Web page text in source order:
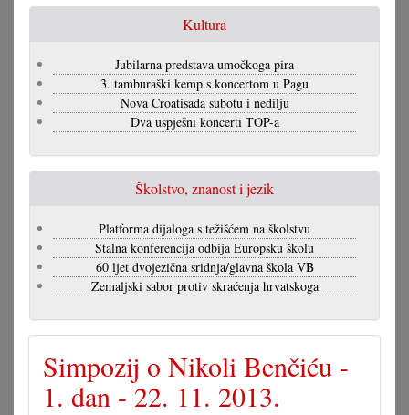
Kultura
Jubilarna predstava umočkoga pira
3. tamburaški kemp s koncertom u Pagu
Nova Croatisada subotu i nedilju
Dva uspješni koncerti TOP-a
Školstvo, znanost i jezik
Platforma dijaloga s težišćem na školstvu
Stalna konferencija odbija Europsku školu
60 ljet dvojezična sridnja/glavna škola VB
Zemaljski sabor protiv skraćenja hrvatskoga
Simpozij o Nikoli Benčiću -
1. dan - 22. 11. 2013.